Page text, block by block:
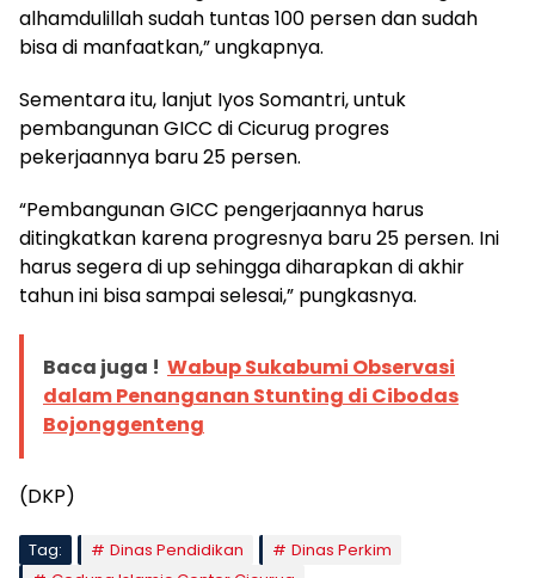
alhamdulillah sudah tuntas 100 persen dan sudah
bisa di manfaatkan,” ungkapnya.
Sementara itu, lanjut Iyos Somantri, untuk
pembangunan GICC di Cicurug progres
pekerjaannya baru 25 persen.
“Pembangunan GICC pengerjaannya harus
ditingkatkan karena progresnya baru 25 persen. Ini
harus segera di up sehingga diharapkan di akhir
tahun ini bisa sampai selesai,” pungkasnya.
Baca juga ! Wabup Sukabumi Observasi
dalam Penanganan Stunting di Cibodas
Bojonggenteng
(DKP)
Tag: Dinas Pendidikan
Dinas Perkim